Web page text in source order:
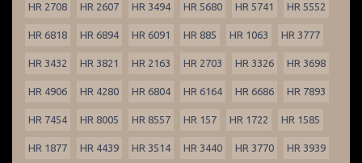
HR 2708 HR 2607 HR 3494 HR 5680 HR 5741 HR 5552
HR 6818 HR 6894 HR 6091 HR 885 HR 1063 HR 3777
HR 3432 HR 3821 HR 2163 HR 2703 HR 3326 HR 3698
HR 4906 HR 4280 HR 6804 HR 6164 HR 6686 HR 7893
HR 7454 HR 8005 HR 8557 HR 157 HR 1722 HR 1585
HR 1877 HR 4439 HR 3514 HR 3440 HR 3770 HR 3939